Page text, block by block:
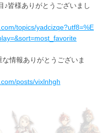
♪皆様ありがとうございまし
topics/yadcizqe?utf8=%E
情報ありがとうございま
posts/vixlnhgh